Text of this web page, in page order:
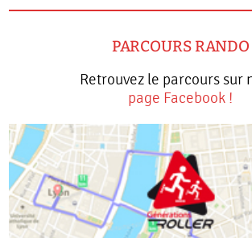
PARCOURS RANDO
Retrouvez le parcours sur
page Facebook !